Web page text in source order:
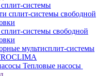
системы
системы свободной
мультисплит-системы
Тепловые насосы